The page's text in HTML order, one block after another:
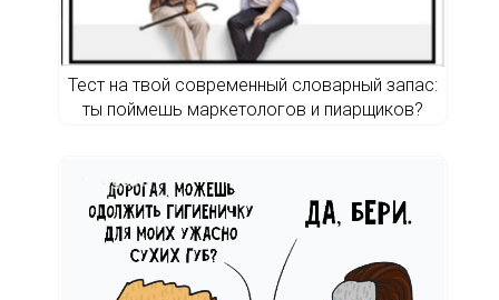
Тест на твой современный словарный запас:
ты поймешь маркетологов и пиарщиков?